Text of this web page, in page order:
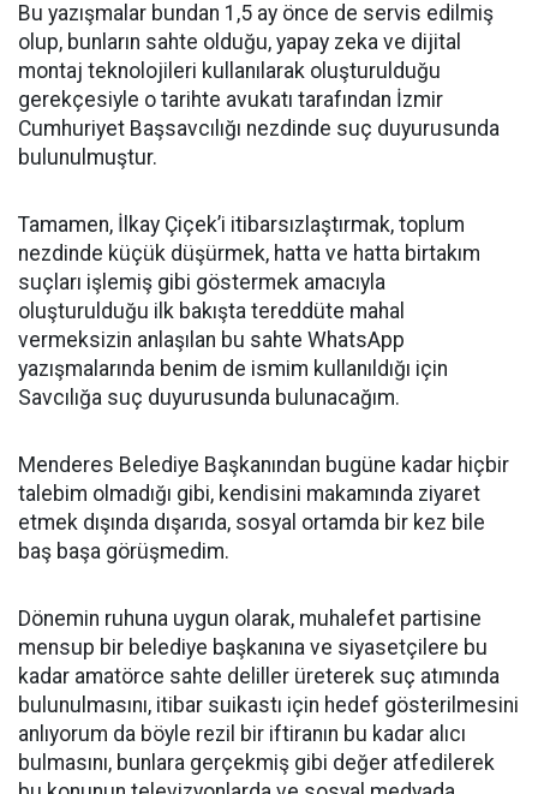
Bu yazışmalar bundan 1,5 ay önce de servis edilmiş
olup, bunların sahte olduğu, yapay zeka ve dijital
montaj teknolojileri kullanılarak oluşturulduğu
gerekçesiyle o tarihte avukatı tarafından İzmir
Cumhuriyet Başsavcılığı nezdinde suç duyurusunda
bulunulmuştur.
Tamamen, İlkay Çiçek’i itibarsızlaştırmak, toplum
nezdinde küçük düşürmek, hatta ve hatta birtakım
suçları işlemiş gibi göstermek amacıyla
oluşturulduğu ilk bakışta tereddüte mahal
vermeksizin anlaşılan bu sahte WhatsApp
yazışmalarında benim de ismim kullanıldığı için
Savcılığa suç duyurusunda bulunacağım.
Menderes Belediye Başkanından bugüne kadar hiçbir
talebim olmadığı gibi, kendisini makamında ziyaret
etmek dışında dışarıda, sosyal ortamda bir kez bile
baş başa görüşmedim.
Dönemin ruhuna uygun olarak, muhalefet partisine
mensup bir belediye başkanına ve siyasetçilere bu
kadar amatörce sahte deliller üreterek suç atımında
bulunulmasını, itibar suikastı için hedef gösterilmesini
anlıyorum da böyle rezil bir iftiranın bu kadar alıcı
bulmasını, bunlara gerçekmiş gibi değer atfedilerek